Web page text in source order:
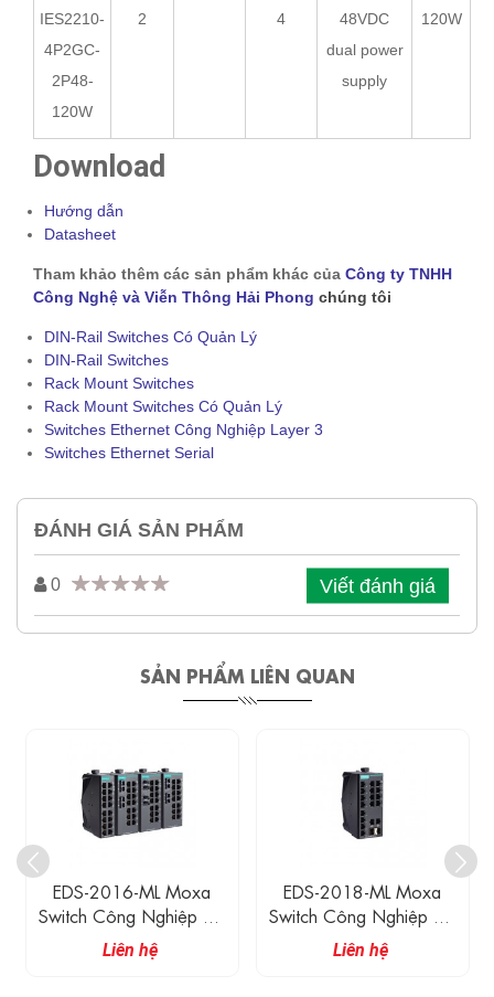
IES2210-
4P2GC-
2P48-
120W
2 4
48VDC
dual power
supply
120W
Download
Hướng dẫn
Datasheet
Tham khảo thêm các sản phẩm khác của Công ty TNHH
Công Nghệ và Viễn Thông Hải Phong chúng tôi
DIN-Rail Switches Có Quản Lý
DIN-Rail Switches
Rack Mount Switches
Rack Mount Switches Có Quản Lý
Switches Ethernet Công Nghiệp Layer 3
Switches Ethernet Serial
ĐÁNH GIÁ SẢN PHẨM
0 Viết đánh giá
SẢN PHẨM LIÊN QUAN
EDS-2016-ML Moxa
Switch Công Nghiệp 16
Cổng 10/100M
Liên hệ
EDS-2018-ML Moxa
Switch Công Nghiệp 16
Cổng 10/100M
Liên hệ